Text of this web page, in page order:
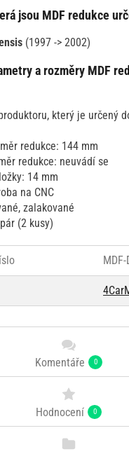
jsou MDF redukce
(1997 -> 2002)
a rozměry MDF
který je určený
redukce: 144 mm
redukce: neuvádí se
14 mm
na CNC
zalakované
(2 kusy)
MDF-
Komentáře 0
Hodnocení 0